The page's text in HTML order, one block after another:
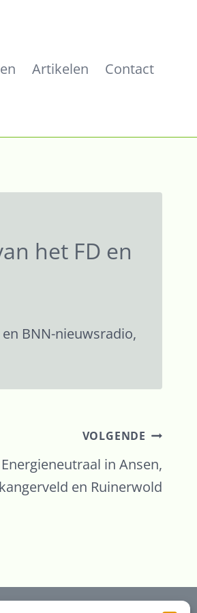
Artikelen Contact
het FD en
BNN-nieuwsradio,
VOLGENDE
in Ansen,
en Ruinerwold